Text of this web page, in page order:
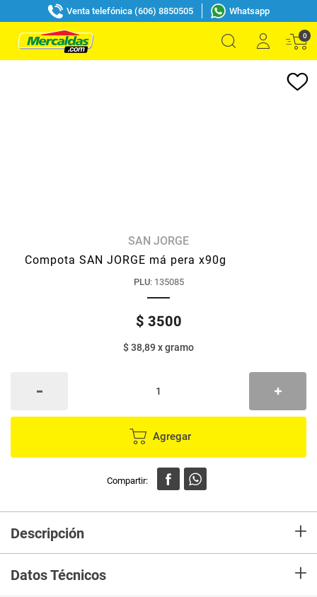
Venta telefónica (606) 8850505 Whatsapp
0
SAN JORGE
Compota SAN JORGE má pera x90g
PLU: 135085
$ 3500
$ 38,89 xgramo
Agregar
Descripción +
Datos Técnicos +